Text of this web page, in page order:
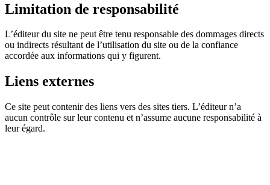
Limitation de responsabilité
L’éditeur du site ne peut être tenu responsable des dommages directs
ou indirects résultant de l’utilisation du site ou de la confiance
accordée aux informations qui y figurent.
Liens externes
Ce site peut contenir des liens vers des sites tiers. L’éditeur n’a
aucun contrôle sur leur contenu et n’assume aucune responsabilité à
leur égard.